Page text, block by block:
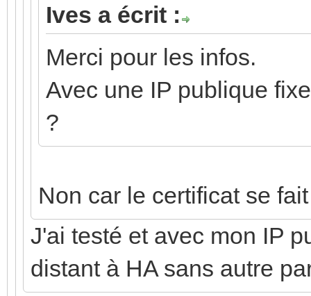
Ives a écrit :
Merci pour les infos.
Avec une IP publique
?
Non car le certificat se
J'ai testé et avec mon IP
distant à HA sans autre